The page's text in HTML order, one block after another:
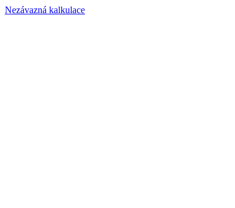
Nezávazná kalkulace